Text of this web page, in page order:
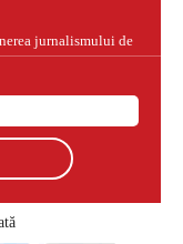
jurnalismului de